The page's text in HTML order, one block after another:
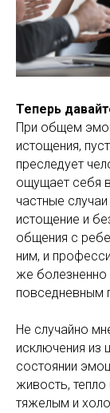
Теперь
При общем
истощения,
преследует
ощущает себя
частные
истощение и
общения с
ним, и
же болезненно
повседневным
Не случайно
исключения из
состоянии
живость, тепло
тяжелым и